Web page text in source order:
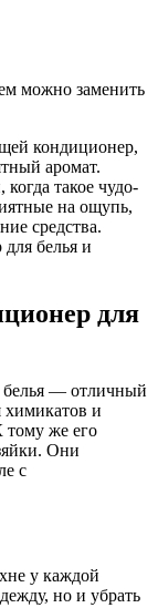
кондиционер,
аромат.
такое чудо-
на ощупь,
средства.
белья и
для
белья — отличный
химикатов и
тому же его
Они
с
у каждой
но и убрать